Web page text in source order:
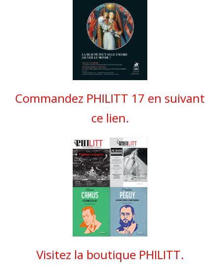
Commandez PHILITT 17 en suivant
ce lien.
Visitez la boutique PHILITT.